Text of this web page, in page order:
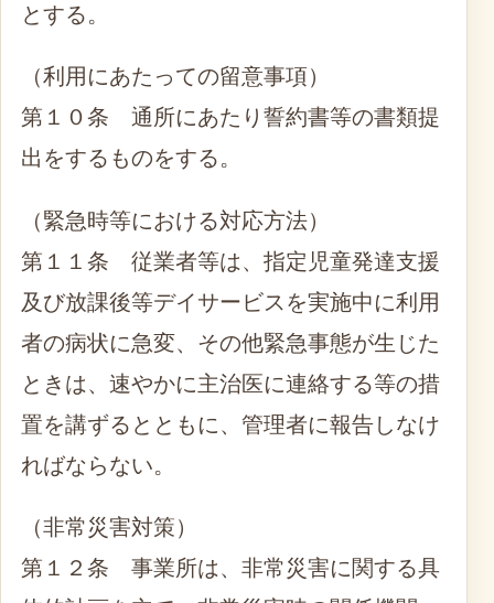
とする。
（利用にあたっての留意事項）
第１０条 通所にあたり誓約書等の書類提
出をするものをする。
（緊急時等における対応方法）
第１１条 従業者等は、指定児童発達支援
及び放課後等デイサービスを実施中に利用
者の病状に急変、その他緊急事態が生じた
ときは、速やかに主治医に連絡する等の措
置を講ずるとともに、管理者に報告しなけ
ればならない。
（非常災害対策）
第１２条 事業所は、非常災害に関する具